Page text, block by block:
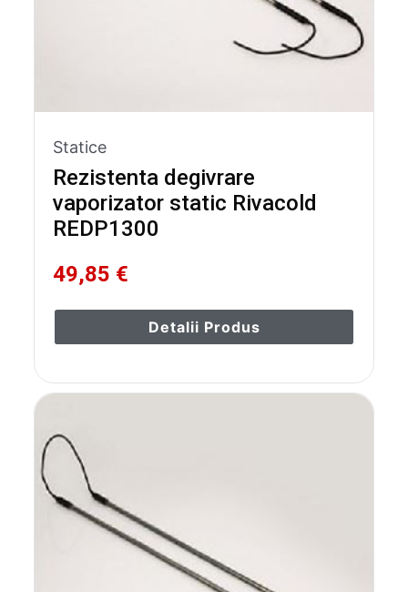
Statice
Rezistenta degivrare
vaporizator static Rivacold
REDP1300
49,85 €
Detalii Produs